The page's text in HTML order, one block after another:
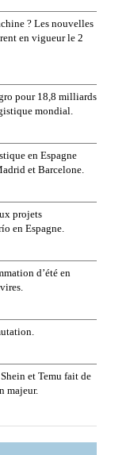
? Les nouvelles
en vigueur le 2
pour 18,8 milliards
mondial.
en Espagne
et Barcelone.
projets
en Espagne.
d’été en
et Temu fait de
majeur.